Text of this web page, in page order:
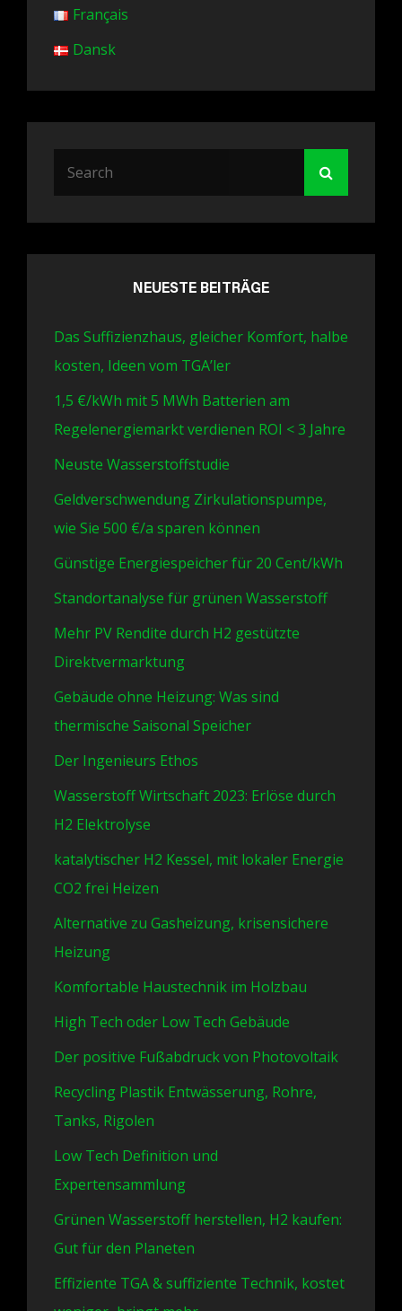
Français
Dansk
NEUESTE BEITRÄGE
Das Suffizienzhaus, gleicher Komfort, halbe
kosten, Ideen vom TGA’ler
1,5 €/kWh mit 5 MWh Batterien am
Regelenergiemarkt verdienen ROI < 3 Jahre
Neuste Wasserstoffstudie
Geldverschwendung Zirkulationspumpe,
wie Sie 500 €/a sparen können
Günstige Energiespeicher für 20 Cent/kWh
Standortanalyse für grünen Wasserstoff
Mehr PV Rendite durch H2 gestützte
Direktvermarktung
Gebäude ohne Heizung: Was sind
thermische Saisonal Speicher
Der Ingenieurs Ethos
Wasserstoff Wirtschaft 2023: Erlöse durch
H2 Elektrolyse
katalytischer H2 Kessel, mit lokaler Energie
CO2 frei Heizen
Alternative zu Gasheizung, krisensichere
Heizung
Komfortable Haustechnik im Holzbau
High Tech oder Low Tech Gebäude
Der positive Fußabdruck von Photovoltaik
Recycling Plastik Entwässerung, Rohre,
Tanks, Rigolen
Low Tech Definition und
Expertensammlung
Grünen Wasserstoff herstellen, H2 kaufen:
Gut für den Planeten
Effiziente TGA & suffiziente Technik, kostet